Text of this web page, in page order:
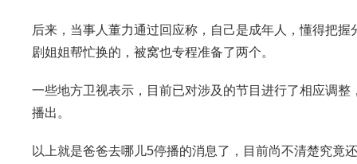
后来，当事人董力通过回应称，自己是成年人，懂得把
剧姐姐帮忙换的，被窝也专程准备了两个。
一些地方卫视表示，目前已对涉及的节目进行了相应调
播出。
以上就是爸爸去哪儿5停播的消息了，目前尚不清楚究竟